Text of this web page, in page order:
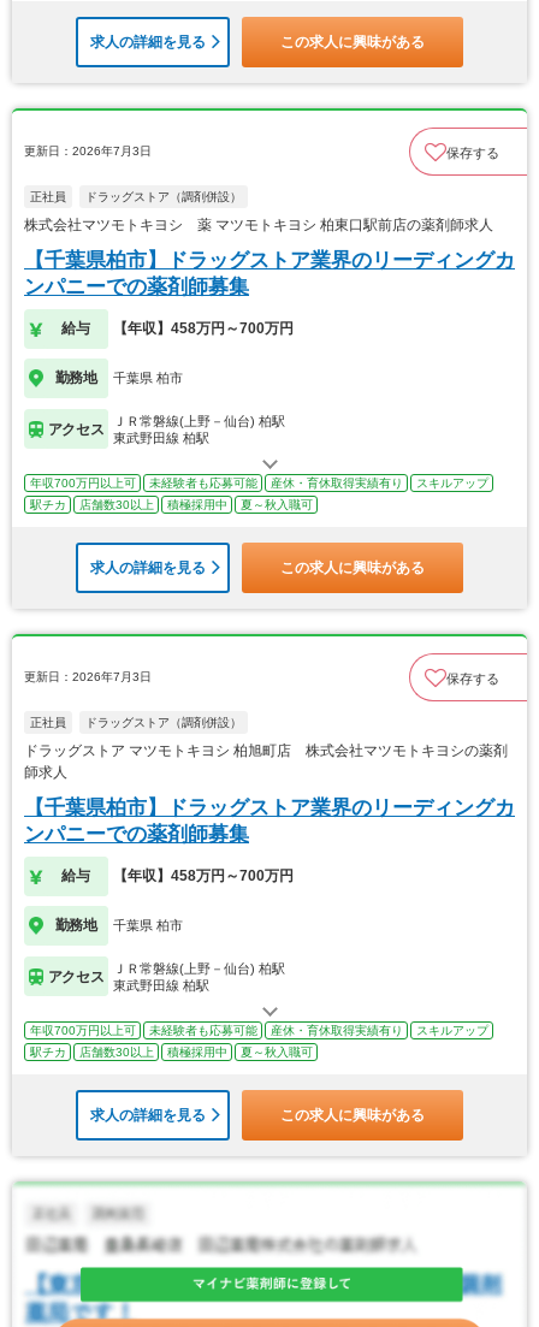
求人の詳細を見る この求人に興味がある
更新日：2026年7月3日 保存する
正社員 ドラッグストア（調剤併設）
株式会社マツモトキヨシ 薬 マツモトキヨシ 柏東口駅前店の薬剤師求人
【千葉県柏市】ドラッグストア業界のリーディングカ
ンパニーでの薬剤師募集
給与 【年収】458万円～700万円
勤務地 千葉県 柏市
アクセス
ＪＲ常磐線(上野－仙台) 柏駅
東武野田線 柏駅
年収700万円以上可 未経験者も応募可能 産休・育休取得実績有り
スキルアップ
駅チカ
店舗数30以上 積極採用中 夏～秋入職可
求人の詳細を見る この求人に興味がある
更新日：2026年7月3日 保存する
正社員 ドラッグストア（調剤併設）
ドラッグストア マツモトキヨシ 柏旭町店 株式会社マツモトキヨシの薬剤
師求人
【千葉県柏市】ドラッグストア業界のリーディングカ
ンパニーでの薬剤師募集
給与 【年収】458万円～700万円
勤務地 千葉県 柏市
アクセス
ＪＲ常磐線(上野－仙台) 柏駅
東武野田線 柏駅
年収700万円以上可 未経験者も応募可能 産休・育休取得実績有り
スキルアップ
駅チカ
店舗数30以上 積極採用中 夏～秋入職可
求人の詳細を見る この求人に興味がある